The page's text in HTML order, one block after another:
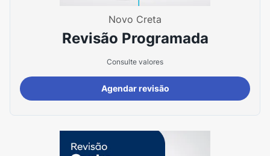
Novo Creta
Revisão Programada
Consulte valores
Agendar revisão